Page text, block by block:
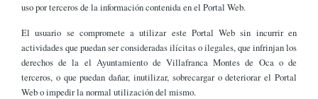
uso por terceros de la información contenida en el Portal Web.
El usuario se compromete a utilizar este Portal Web sin incurrir en
actividades que puedan ser consideradas ilícitas o ilegales, que infrinjan los
derechos de la el Ayuntamiento de Villafranca Montes de Oca o de
terceros, o que puedan dañar, inutilizar, sobrecargar o deteriorar el Portal
Web o impedir la normal utilización del mismo.